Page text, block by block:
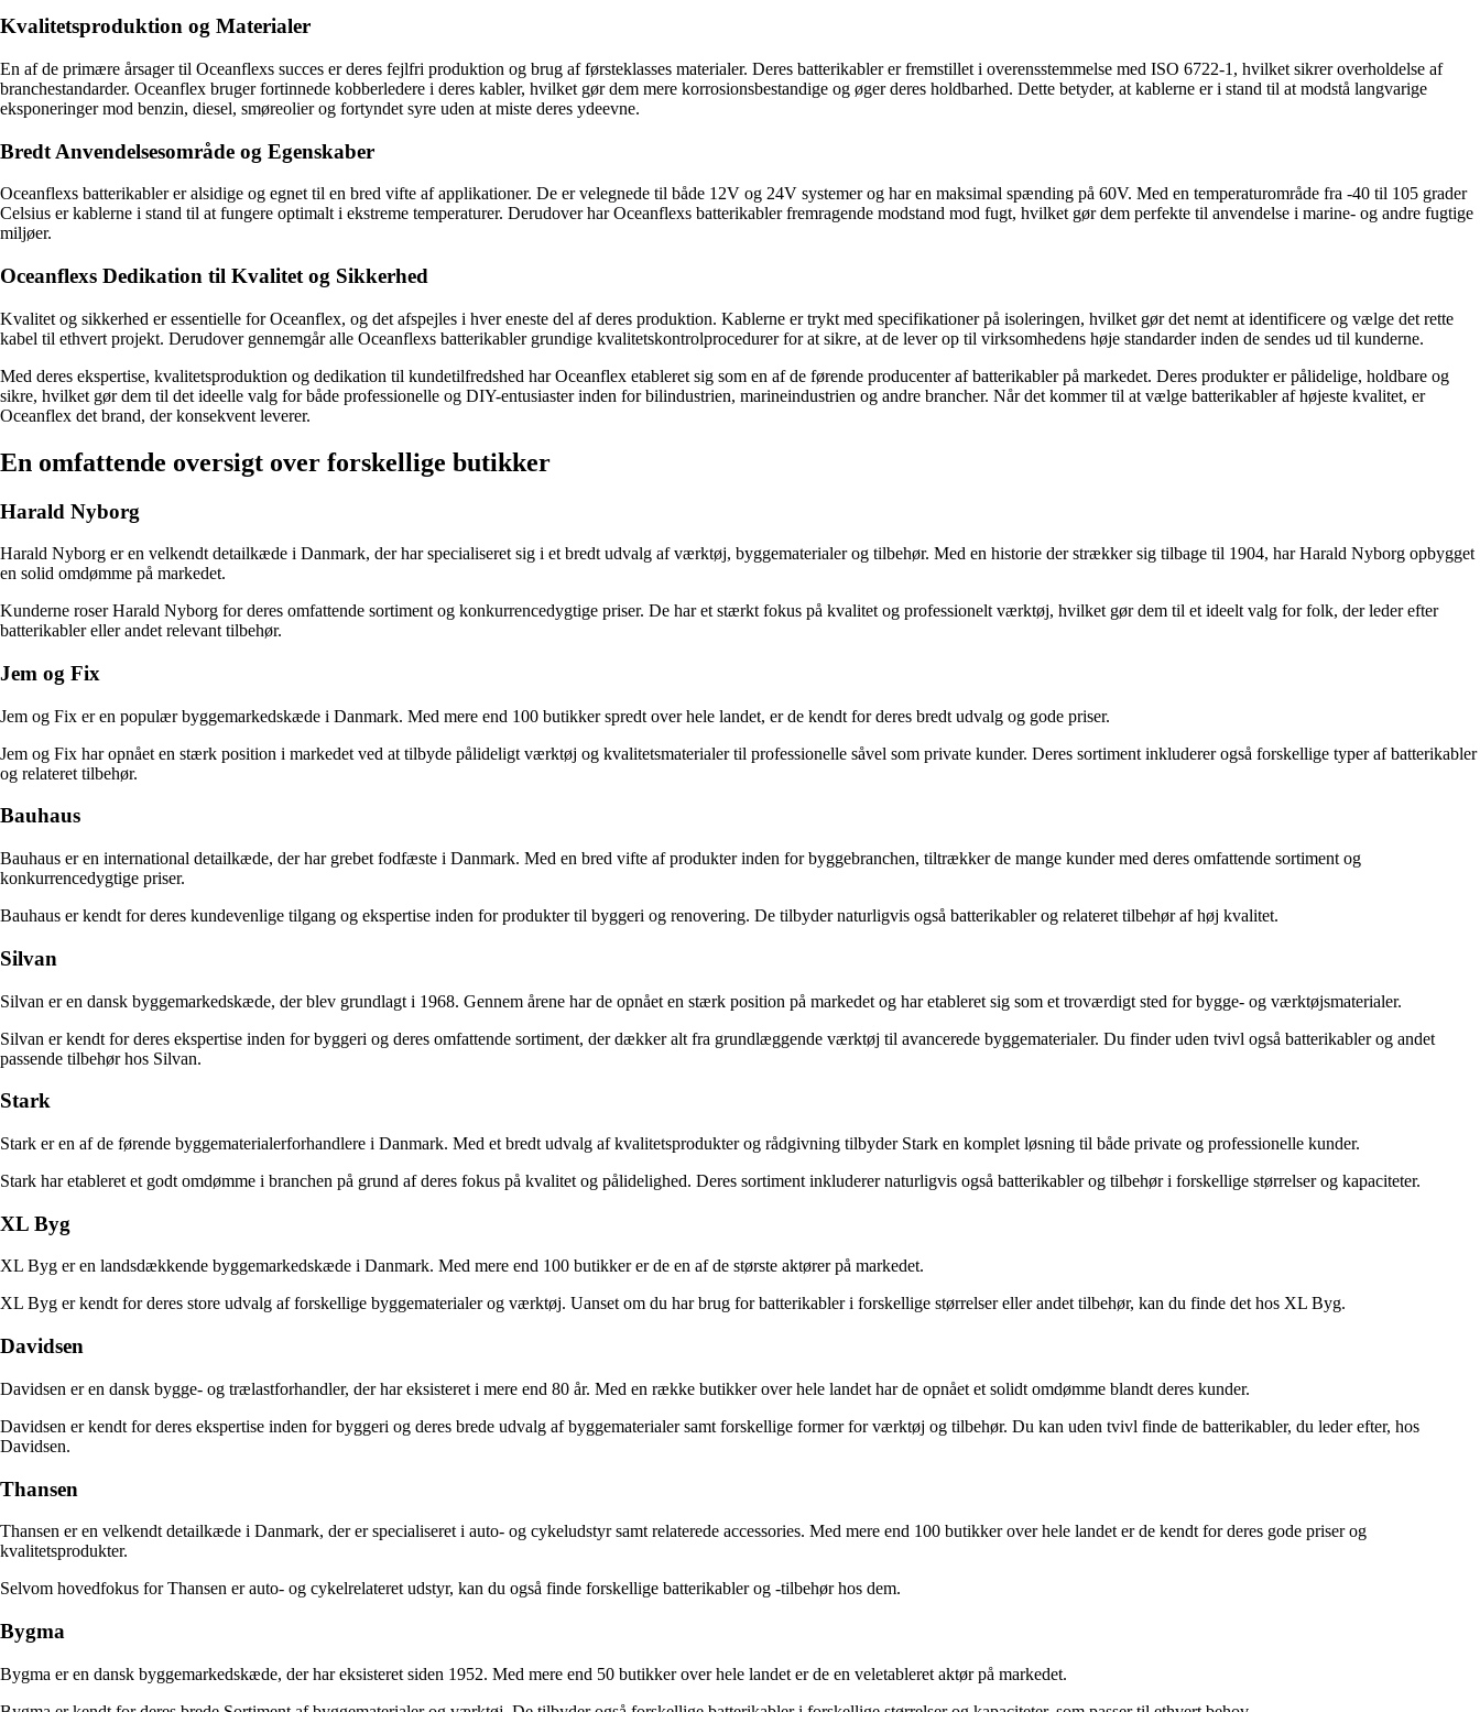
Kvalitetsproduktion og Materialer
En af de primære årsager til Oceanflexs succes er deres fejlfri produktion og brug af førsteklasses materialer. Deres batterikabler er fremstillet i overensstemmelse med ISO 6722-1, hvilket sikrer overholdelse af
branchestandarder. Oceanflex bruger fortinnede kobberledere i deres kabler, hvilket gør dem mere korrosionsbestandige og øger deres holdbarhed. Dette betyder, at kablerne er i stand til at modstå langvarige
eksponeringer mod benzin, diesel, smøreolier og fortyndet syre uden at miste deres ydeevne.
Bredt Anvendelsesområde og Egenskaber
Oceanflexs batterikabler er alsidige og egnet til en bred vifte af applikationer. De er velegnede til både 12V og 24V systemer og har en maksimal spænding på 60V. Med en temperaturområde fra -40 til 105 grader
Celsius er kablerne i stand til at fungere optimalt i ekstreme temperaturer. Derudover har Oceanflexs batterikabler fremragende modstand mod fugt, hvilket gør dem perfekte til anvendelse i marine- og andre fugtige
miljøer.
Oceanflexs Dedikation til Kvalitet og Sikkerhed
Kvalitet og sikkerhed er essentielle for Oceanflex, og det afspejles i hver eneste del af deres produktion. Kablerne er trykt med specifikationer på isoleringen, hvilket gør det nemt at identificere og vælge det rette
kabel til ethvert projekt. Derudover gennemgår alle Oceanflexs batterikabler grundige kvalitetskontrolprocedurer for at sikre, at de lever op til virksomhedens høje standarder inden de sendes ud til kunderne.
Med deres ekspertise, kvalitetsproduktion og dedikation til kundetilfredshed har Oceanflex etableret sig som en af de førende producenter af batterikabler på markedet. Deres produkter er pålidelige, holdbare og
sikre, hvilket gør dem til det ideelle valg for både professionelle og DIY-entusiaster inden for bilindustrien, marineindustrien og andre brancher. Når det kommer til at vælge batterikabler af højeste kvalitet, er
Oceanflex det brand, der konsekvent leverer.
En omfattende oversigt over forskellige butikker
Harald Nyborg
Harald Nyborg er en velkendt detailkæde i Danmark, der har specialiseret sig i et bredt udvalg af værktøj, byggematerialer og tilbehør. Med en historie der strækker sig tilbage til 1904, har Harald Nyborg opbygget
en solid omdømme på markedet.
Kunderne roser Harald Nyborg for deres omfattende sortiment og konkurrencedygtige priser. De har et stærkt fokus på kvalitet og professionelt værktøj, hvilket gør dem til et ideelt valg for folk, der leder efter
batterikabler eller andet relevant tilbehør.
Jem og Fix
Jem og Fix er en populær byggemarkedskæde i Danmark. Med mere end 100 butikker spredt over hele landet, er de kendt for deres bredt udvalg og gode priser.
Jem og Fix har opnået en stærk position i markedet ved at tilbyde pålideligt værktøj og kvalitetsmaterialer til professionelle såvel som private kunder. Deres sortiment inkluderer også forskellige typer af batterikabler
og relateret tilbehør.
Bauhaus
Bauhaus er en international detailkæde, der har grebet fodfæste i Danmark. Med en bred vifte af produkter inden for byggebranchen, tiltrækker de mange kunder med deres omfattende sortiment og
konkurrencedygtige priser.
Bauhaus er kendt for deres kundevenlige tilgang og ekspertise inden for produkter til byggeri og renovering. De tilbyder naturligvis også batterikabler og relateret tilbehør af høj kvalitet.
Silvan
Silvan er en dansk byggemarkedskæde, der blev grundlagt i 1968. Gennem årene har de opnået en stærk position på markedet og har etableret sig som et troværdigt sted for bygge- og værktøjsmaterialer.
Silvan er kendt for deres ekspertise inden for byggeri og deres omfattende sortiment, der dækker alt fra grundlæggende værktøj til avancerede byggematerialer. Du finder uden tvivl også batterikabler og andet
passende tilbehør hos Silvan.
Stark
Stark er en af de førende byggematerialerforhandlere i Danmark. Med et bredt udvalg af kvalitetsprodukter og rådgivning tilbyder Stark en komplet løsning til både private og professionelle kunder.
Stark har etableret et godt omdømme i branchen på grund af deres fokus på kvalitet og pålidelighed. Deres sortiment inkluderer naturligvis også batterikabler og tilbehør i forskellige størrelser og kapaciteter.
XL Byg
XL Byg er en landsdækkende byggemarkedskæde i Danmark. Med mere end 100 butikker er de en af de største aktører på markedet.
XL Byg er kendt for deres store udvalg af forskellige byggematerialer og værktøj. Uanset om du har brug for batterikabler i forskellige størrelser eller andet tilbehør, kan du finde det hos XL Byg.
Davidsen
Davidsen er en dansk bygge- og trælastforhandler, der har eksisteret i mere end 80 år. Med en række butikker over hele landet har de opnået et solidt omdømme blandt deres kunder.
Davidsen er kendt for deres ekspertise inden for byggeri og deres brede udvalg af byggematerialer samt forskellige former for værktøj og tilbehør. Du kan uden tvivl finde de batterikabler, du leder efter, hos
Davidsen.
Thansen
Thansen er en velkendt detailkæde i Danmark, der er specialiseret i auto- og cykeludstyr samt relaterede accessories. Med mere end 100 butikker over hele landet er de kendt for deres gode priser og
kvalitetsprodukter.
Selvom hovedfokus for Thansen er auto- og cykelrelateret udstyr, kan du også finde forskellige batterikabler og -tilbehør hos dem.
Bygma
Bygma er en dansk byggemarkedskæde, der har eksisteret siden 1952. Med mere end 50 butikker over hele landet er de en veletableret aktør på markedet.